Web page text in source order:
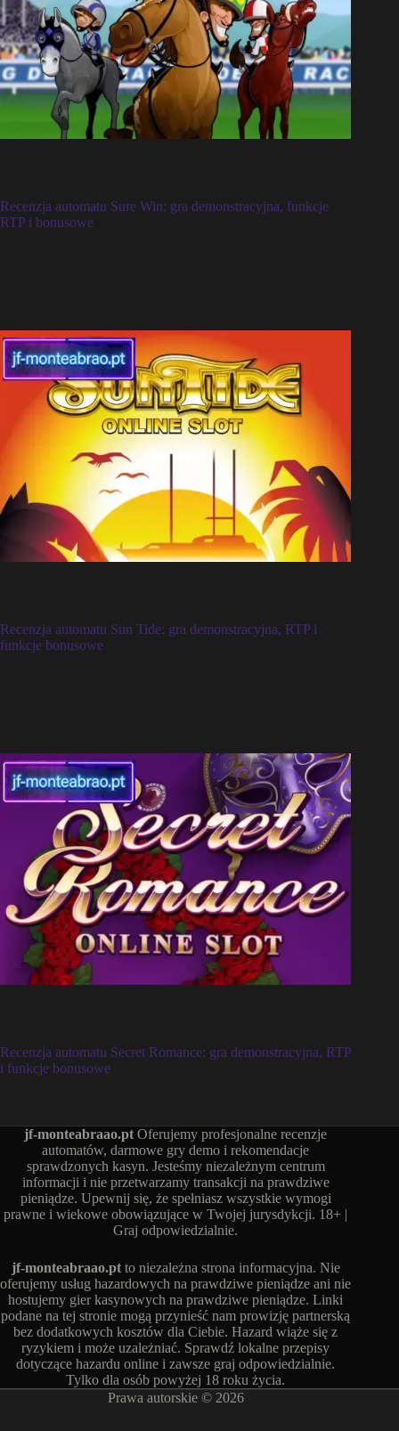
Recenzja automatu Sure Win: gra demonstracyjna, funkcje
RTP i bonusowe
Recenzja automatu Sun Tide: gra demonstracyjna, RTP i
funkcje bonusowe
Recenzja automatu Secret Romance: gra demonstracyjna, RTP
i funkcje bonusowe
jf-monteabraao.pt Oferujemy profesjonalne recenzje
automatów, darmowe gry demo i rekomendacje
sprawdzonych kasyn. Jesteśmy niezależnym centrum
informacji i nie przetwarzamy transakcji na prawdziwe
pieniądze. Upewnij się, że spełniasz wszystkie wymogi
prawne i wiekowe obowiązujące w Twojej jurysdykcji. 18+ |
Graj odpowiedzialnie.
jf-monteabraao.ptto niezależna strona informacyjna. Nie
oferujemy usług hazardowych na prawdziwe pieniądze ani nie
hostujemy gier kasynowych na prawdziwe pieniądze. Linki
podane na tej stronie mogą przynieść nam prowizję partnerską
bez dodatkowych kosztów dla Ciebie. Hazard wiąże się z
ryzykiem i może uzależniać. Sprawdź lokalne przepisy
dotyczące hazardu online i zawsze graj odpowiedzialnie.
Tylko dla osób powyżej 18 roku życia.
Prawa autorskie © 2026